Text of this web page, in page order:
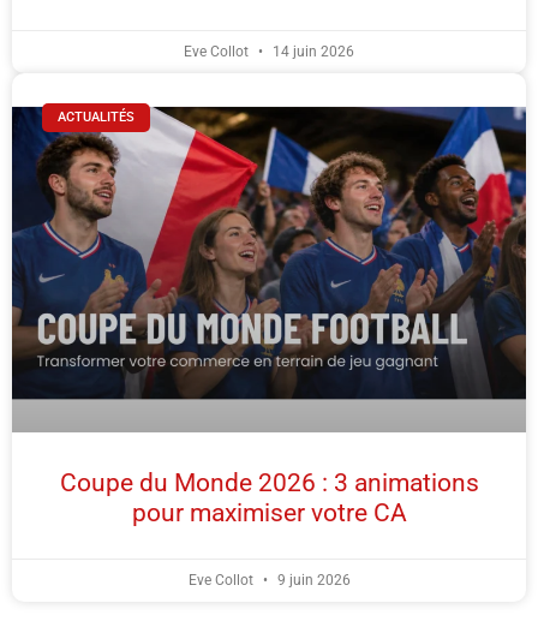
Eve Collot 14 juin 2026
ACTUALITÉS
Coupe du Monde 2026 : 3 animations
pour maximiser votre CA
Eve Collot 9 juin 2026